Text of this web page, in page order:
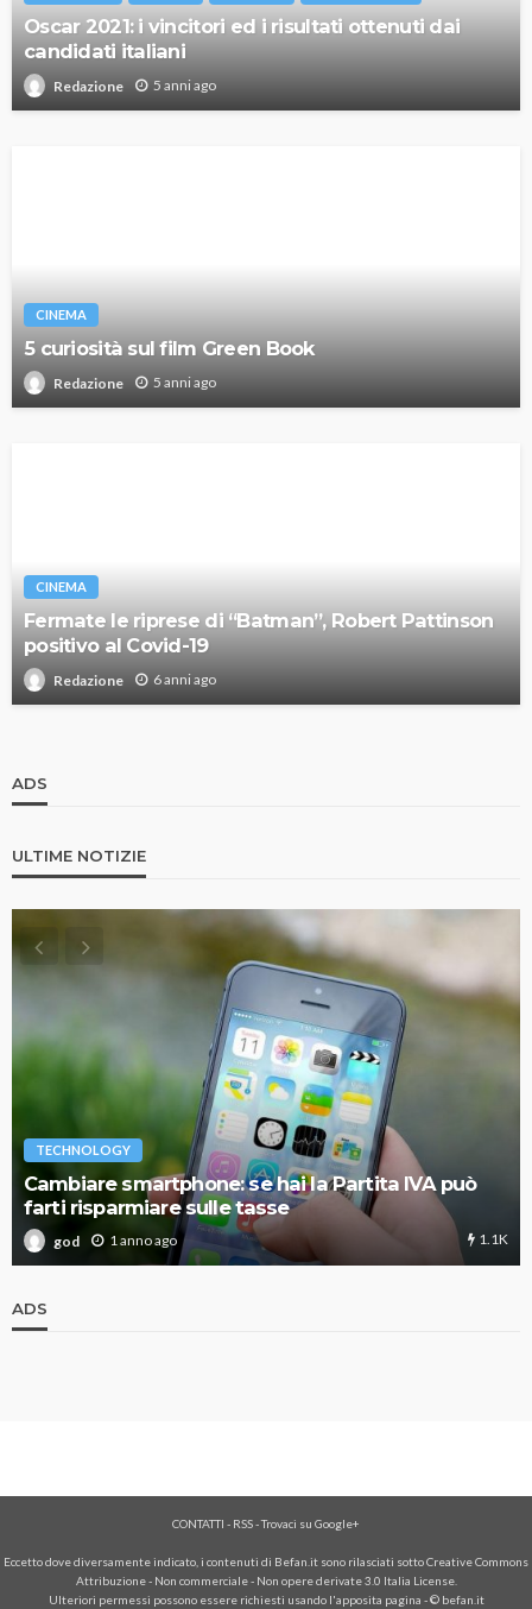
Oscar 2021: i vincitori ed i risultati ottenuti dai
candidati italiani
Redazione 5 anni ago
CINEMA
5 curiosità sul film Green Book
Redazione 5 anni ago
CINEMA
Fermate le riprese di “Batman”, Robert Pattinson
positivo al Covid-19
Redazione 6 anni ago
ADS
ULTIME NOTIZIE
TECHNOLOGY
Cambiare smartphone: se hai la Partita IVA può
farti risparmiare sulle tasse
god 1 anno ago 1.1K
ADS
CONTATTI - RSS-Trovaci su Google+
Eccetto dove diversamente indicato, i contenuti di Befan.it sono rilasciati sotto Creative Commons
Attribuzione - Non commerciale - Non opere derivate 3.0 Italia License.
Ulteriori permessi possono essere richiesti usando l'apposita pagina - © befan.it